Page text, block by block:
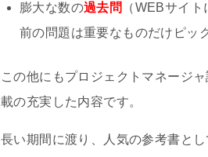
膨大な数の過去問
（WEBサイ
前の問題は重要なものだけピッ
この他にもプロジェクトマネージ
載の充実した内容です。
長い期間に渡り、人気の参考書と